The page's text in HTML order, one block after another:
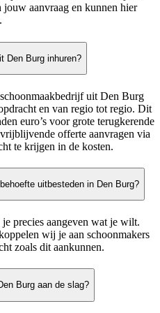
aanvraag en kunnen hier
Den Burg inhuren?
uit Den Burg
en van regio tot regio. Dit
euro’s voor grote terugkerende
offerte aanvragen via
te krijgen in de kosten.
uitbesteden in Den Burg?
precies aangeven wat je wilt.
wij je aan schoonmakers
zoals dit aankunnen.
Burg aan de slag?